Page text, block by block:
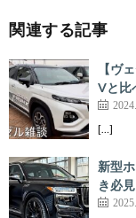
関連する記事
【ヴ
Vと比
[…]
新型
き必見